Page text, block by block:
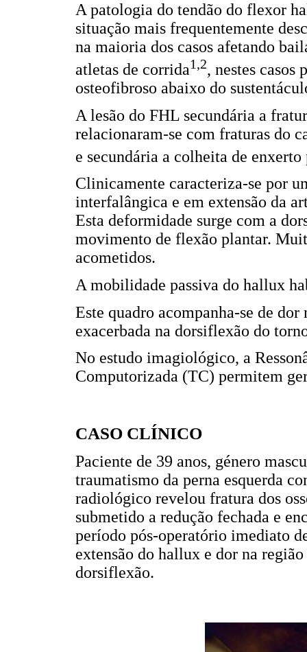
A patologia do tendão do flexor
situação mais frequentemente
na maioria dos casos afetando
atletas de corrida1,2, nestes casos
osteofibroso abaixo do
A lesão do FHL secundária a
relacionaram-se com fraturas do
e secundária a colheita de
Clinicamente caracteriza-se por
interfalângica e em extensão da
Esta deformidade surge com a
movimento de flexão plantar.
acometidos.
A mobilidade passiva do hallux
Este quadro acompanha-se de
exacerbada na dorsiflexão do
No estudo imagiológico, a
Computorizada (TC) permitem
CASO CLÍNICO
Paciente de 39 anos, género
traumatismo da perna esquerda
radiológico revelou fratura dos
submetido a redução fechada e
período pós-operatório imediato
extensão do hallux e dor na
dorsiflexão.